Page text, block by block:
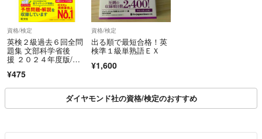
資格/検定
英検２級過去６回全問
題集 文部科学省後
援 ２０２４年度版/旺
（ソフトカバー））
¥475
資格/検定
出る順で最短合格！英
検準１級単熟語ＥＸ
¥1,600
ダイヤモンド社の資格/検定のおすすめ